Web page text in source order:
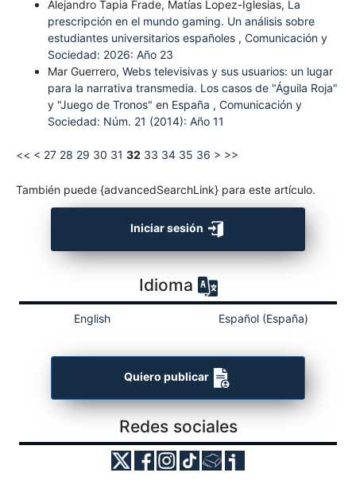
Alejandro Tapia Frade, Matías Lopez-Iglesias, La
prescripción en el mundo gaming. Un análisis sobre
estudiantes universitarios españoles , Comunicación y
Sociedad: 2026: Año 23
Mar Guerrero, Webs televisivas y sus usuarios: un lugar
para la narrativa transmedia. Los casos de "Águila Roja"
y "Juego de Tronos" en España , Comunicación y
Sociedad: Núm. 21 (2014): Año 11
<< < 27 28 29 30 31 32 33 34 35 36 > >>
También puede {advancedSearchLink} para este artículo.
Iniciar sesión
Idioma
English Español (España)
Quiero publicar
Redes sociales